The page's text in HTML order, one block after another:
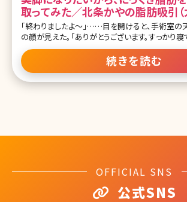
取ってみた／北条かやの脂肪吸引（
らはぎ）体験記
「終わりましたよ～」……目を開けると、手術室の
の顔が見えた。「ありがとうございます。すっかり
かりましたか?」「今2時半だから、4時間ですね」「
の注射をしてからの記憶が一切ない。手術を始
から、4時間以上も眠っていたのだ。その間にすべ
とが信じられず、タイムスリップしたような気分
脚が欲しくて、何でも試した 太ももとふくらはぎ
続きを読む
OFFICIAL SNS
公式SNS